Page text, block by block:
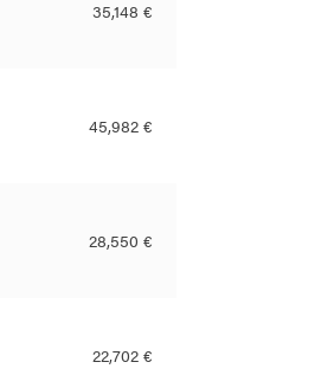
35,148 €
45,982 €
28,550 €
22,702 €